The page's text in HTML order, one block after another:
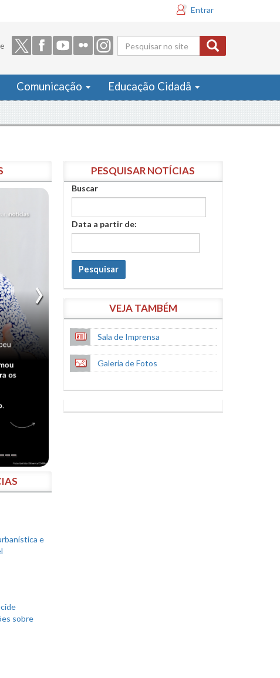
Entrar
Formulário
de busca
Comunicação Educação Cidadã
e
sobre
PESQUISAR NOTÍCIAS
Buscar
Data a partir de:
Pesquisar
VEJA TAMBÉM
Sala de Imprensa
Galeria de Fotos